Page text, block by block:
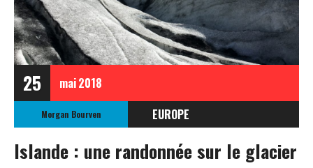
25 mai2018
Morgan Bourven
EUROPE
ISLANDE
Islande : une randonnée sur le glacier